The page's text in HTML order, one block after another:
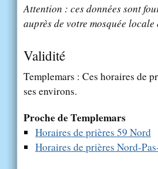
Attention : ces données sont
auprès de votre mosquée
Validité
Templemars : Ces horaires de
ses environs.
Proche de Templemars
Horaires de prières 59 Nord
Horaires de prières Nord-